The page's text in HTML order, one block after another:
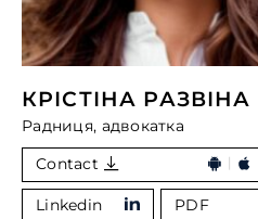
КРІСТІНА
Радниця, адвокатка
Contact
Linkedin PDF